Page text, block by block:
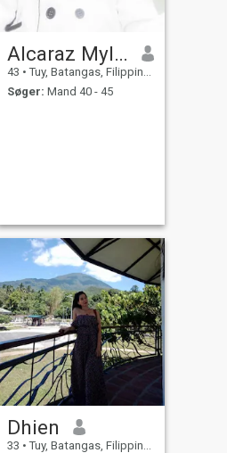
Alcaraz Mylene
43 • Tuy, Batangas, Filippinerne
Søger: Mand 40 - 45
Dhien
33 • Tuy, Batangas, Filippinerne